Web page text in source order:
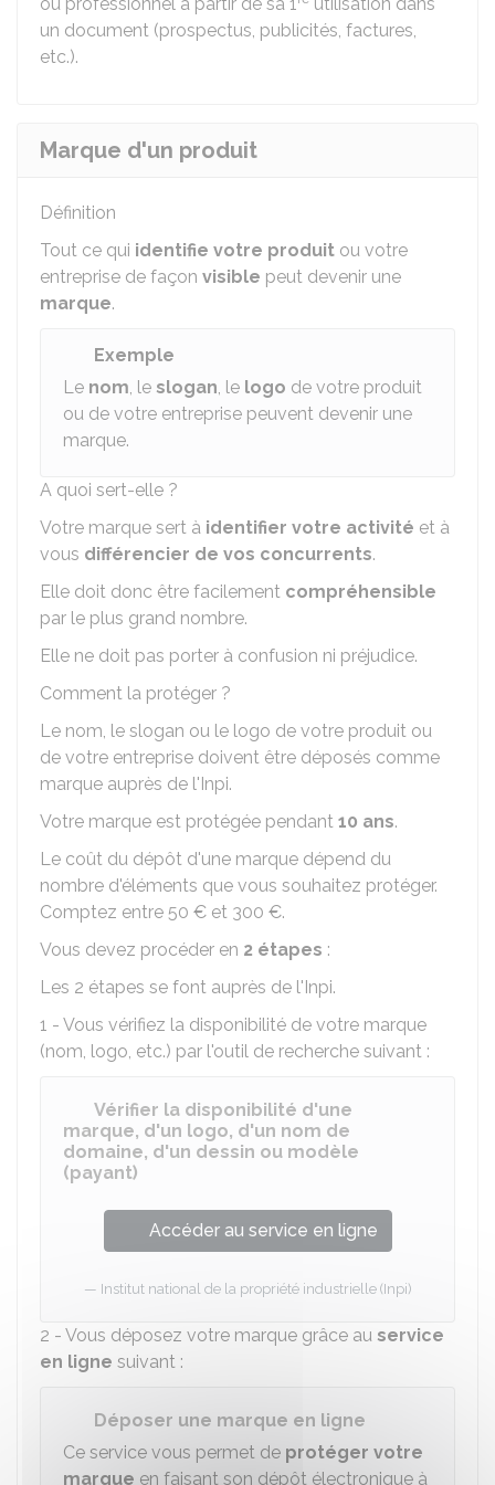
un document (prospectus, publicités, factures,
etc.).
Marque d'un produit
Définition
Tout ce qui identifie votre produit ou votre
entreprise de façon visible peut devenir une
marque.
Exemple
Le nom, le slogan, le logo de votre produit
ou de votre entreprise peuvent devenir une
marque.
A quoi sert-elle ?
Votre marque sert à identifier votre activité et à
vous différencier de vos concurrents.
Elle doit donc être facilement compréhensible
par le plus grand nombre.
Elle ne doit pas porter à confusion ni préjudice.
Comment la protéger ?
Le nom, le slogan ou le logo de votre produit ou
de votre entreprise doivent être déposés comme
marque auprès de l'Inpi.
Votre marque est protégée pendant 10 ans.
Le coût du dépôt d'une marque dépend du
nombre d'éléments que vous souhaitez protéger.
Comptez entre 50 € et 300 €.
Vous devez procéder en 2 étapes :
Les 2 étapes se font auprès de l'Inpi.
1 - Vous vérifiez la disponibilité de votre marque
(nom, logo, etc.) par l'outil de recherche suivant :
Vérifier la disponibilité d'une
marque, d'un logo, d'un nom de
domaine, d'un dessin ou modèle
(payant)
Accéder au service en ligne
Institut national de la propriété industrielle (Inpi)
2 - Vous déposez votre marque grâce au service
en ligne suivant :
Déposer une marque en ligne
Ce service vous permet de protéger votre
marque en faisant son dépôt électronique à